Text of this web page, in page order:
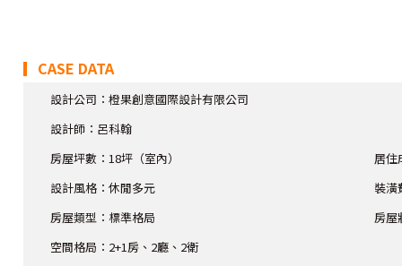
▎CASE DATA
設計公司：橙果創意國際設計有限公司
設計師 ：呂科翰
房屋坪數：18坪（室內）
設計風格：休閒多元
房屋類型：標準格局
居
裝潢
房屋
空間格局：2+1房、2廳、2衛